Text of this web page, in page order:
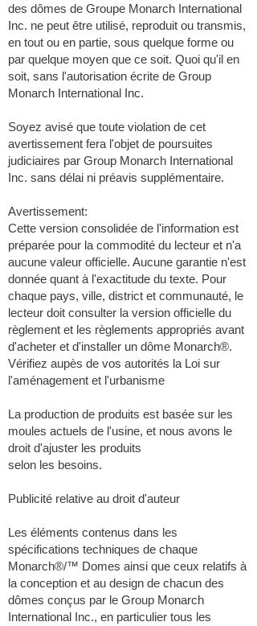
des dômes de Groupe Monarch International
Inc. ne peut être utilisé, reproduit ou transmis,
en tout ou en partie, sous quelque forme ou
par quelque moyen que ce soit. Quoi qu'il en
soit, sans l'autorisation écrite de Group
Monarch International Inc.
Soyez avisé que toute violation de cet
avertissement fera l'objet de poursuites
judiciaires par Group Monarch International
Inc. sans délai ni préavis supplémentaire.
Avertissement:
Cette version consolidée de l'information est
préparée pour la commodité du lecteur et n'a
aucune valeur officielle. Aucune garantie n'est
donnée quant à l'exactitude du texte. Pour
chaque pays, ville, district et communauté, le
lecteur doit consulter la version officielle du
règlement et les règlements appropriés avant
d'acheter et d'installer un dôme Monarch®.
Vérifiez aupès de vos autorités la Loi sur
l'aménagement et l'urbanisme
La production de produits est basée sur les
moules actuels de l'usine, et nous avons le
droit d'ajuster les produits
selon les besoins.
Publicité relative au droit d'auteur
Les éléments contenus dans les
spécifications techniques de chaque
Monarch®/™ Domes ainsi que ceux relatifs à
la conception et au design de chacun des
dômes conçus par le Group Monarch
International Inc., en particulier tous les